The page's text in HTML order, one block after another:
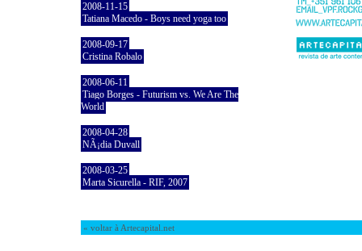
2008-11-15
Tatiana Macedo - Boys need yoga too
2008-09-17
Cristina Robalo
2008-06-11
Tiago Borges - Futurism vs. We Are The
World
2008-04-28
NÃ¡dia Duvall
2008-03-25
Marta Sicurella - RIF, 2007
« voltar à Artecapital.net